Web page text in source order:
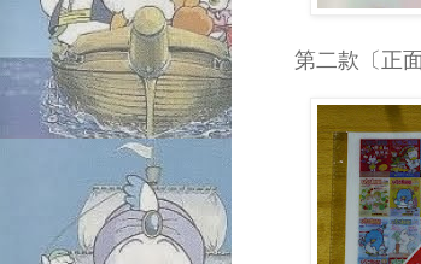
第二款〔正面